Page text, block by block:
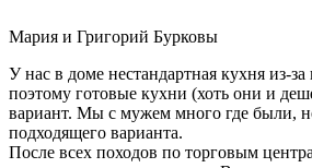
Мария и Григорий Бурковы
У нас в доме нестандартная кухня из-
поэтому готовые кухни (хоть они и
вариант. Мы с мужем много где были,
подходящего варианта.
После всех походов по торговым